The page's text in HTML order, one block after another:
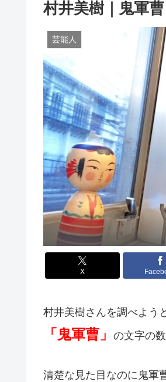
村井美樹｜鬼軍
芸能人
X
村井美樹さんを調べよう
「鬼軍曹」 の文字の
清楚な見た目なのに鬼軍